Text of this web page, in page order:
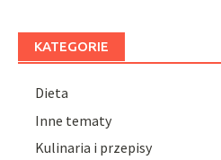
KATEGORIE
Dieta
Inne tematy
Kulinaria i przepisy